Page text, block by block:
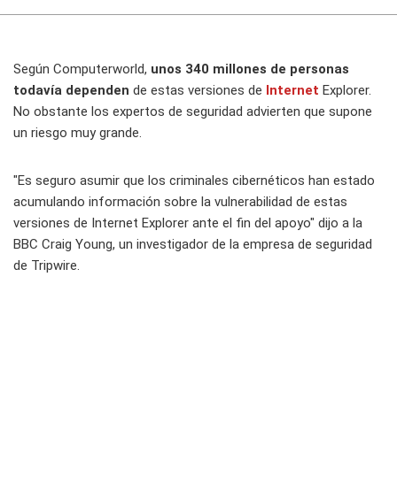
Según Computerworld, unos 340 millones de personas
todavía dependen de estas versiones de Internet Explorer.
No obstante los expertos de seguridad advierten que supone
un riesgo muy grande.
"Es seguro asumir que los criminales cibernéticos han estado
acumulando información sobre la vulnerabilidad de estas
versiones de Internet Explorer ante el fin del apoyo" dijo a la
BBC Craig Young, un investigador de la empresa de seguridad
de Tripwire.